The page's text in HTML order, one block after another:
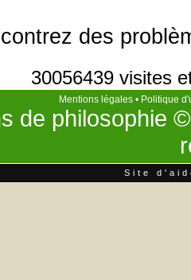
des
30056439 visites
Mentions légales • Politique
de philosophie
Site